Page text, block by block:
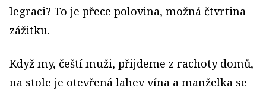
legraci? To je přece polovina, možná čtvrtina
zážitku.
Když my, čeští muži, přijdeme z rachoty domů,
na stole je otevřená lahev vína a manželka se